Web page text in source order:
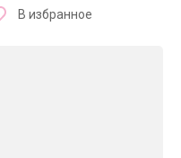
В избранное